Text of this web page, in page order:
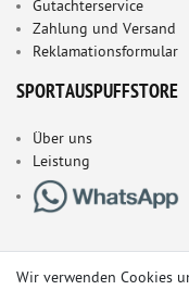
Gutachterservice
Zahlung und Versand
Reklamationsformular
SPORTAUSPUFFSTORE
Über uns
Leistung
Wir verwenden Cookies